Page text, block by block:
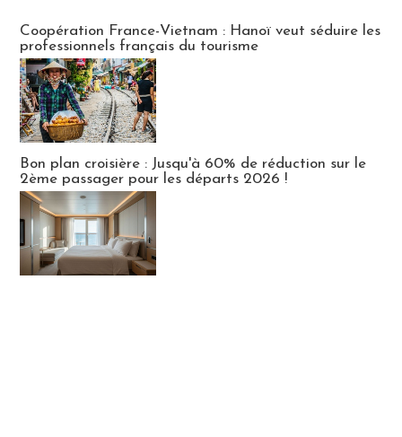
Coopération France-Vietnam : Hanoï veut séduire les
professionnels français du tourisme
Bon plan croisière : Jusqu'à 60% de réduction sur le
2ème passager pour les départs 2026 !